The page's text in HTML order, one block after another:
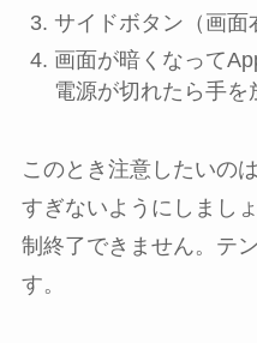
サイドボタン （画
画面が暗くなって
電源が切れたら手を
このとき注意したいの
すぎないようにしまし
制終了できません。テ
す。